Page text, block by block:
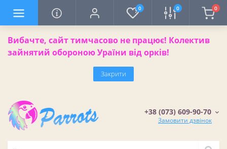
Вибачте, сайт тимчасово не працює! Колектив
зайнятий обороною Ураїни від орків!
Закрити
0 0 0
+38 (073) 609-90-70
Замовити дзвінок